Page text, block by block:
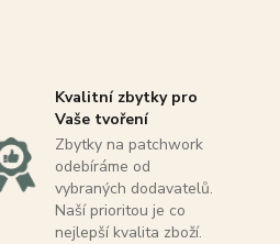
Kvalitní zbytky pro
Vaše tvoření
Zbytky na patchwork
odebíráme od
vybraných dodavatelů.
Naší prioritou je co
nejlepší kvalita zboží.